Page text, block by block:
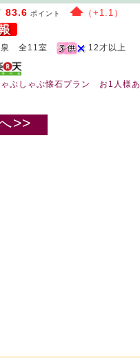
83.6 ポイント （+1.1）
泉 全11室 12才以上
ゃぶしゃぶ懐石プラン お1人様あ
>>